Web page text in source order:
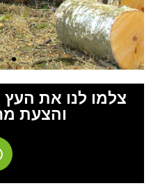
לנו את העץ
והצעת מחיר